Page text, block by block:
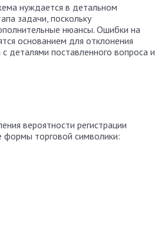
нуждается в детальном
задачи, поскольку
нюансы. Ошибки на
основанием для отклонения
с деталями поставленного вопроса и
вероятности регистрации
формы торговой символики: